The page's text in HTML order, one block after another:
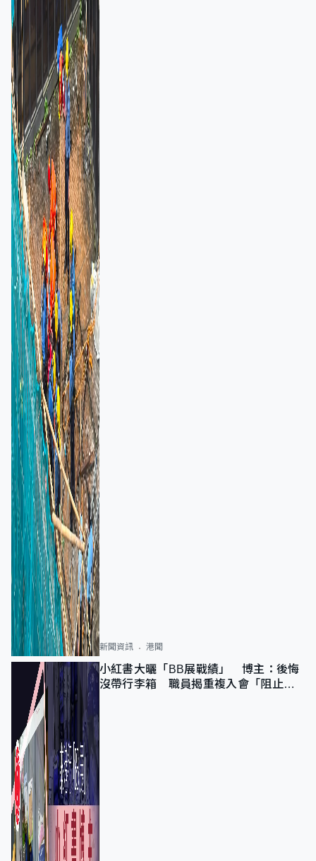
新聞資訊 港聞
小紅書大曬「BB展戰績」 博主：後悔
沒帶行李箱 職員揭重複入會「阻止唔